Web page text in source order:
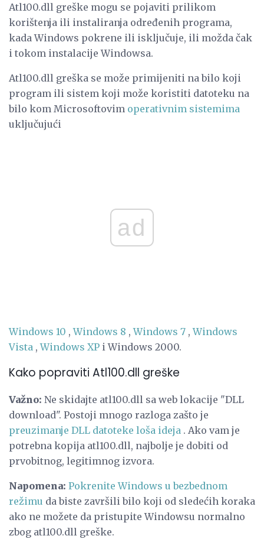
Atl100.dll greške mogu se pojaviti prilikom
korištenja ili instaliranja određenih programa,
kada Windows pokrene ili isključuje, ili možda čak
i tokom instalacije Windowsa.
Atl100.dll greška se može primijeniti na bilo koji
program ili sistem koji može koristiti datoteku na
bilo kom Microsoftovim operativnim sistemima
uključujući
ad
Windows 10 ,Windows 8 ,Windows 7 ,Windows
Vista ,Windows XP i Windows 2000.
Kako popraviti Atl100.dll greške
Važno: Ne skidajte atl100.dll sa web lokacije "DLL
download". Postoji mnogo razloga zašto je
preuzimanje DLL datoteke loša ideja . Ako vam je
potrebna kopija atl100.dll, najbolje je dobiti od
prvobitnog, legitimnog izvora.
Napomena: Pokrenite Windows u bezbednom
režimu da biste završili bilo koji od sledećih koraka
ako ne možete da pristupite Windowsu normalno
zbog atl100.dll greške.